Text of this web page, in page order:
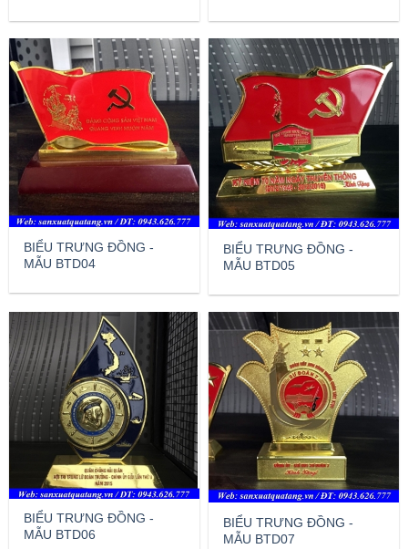
BIỂU TRƯNG ĐỒNG -
MẪU BTD04
BIỂU TRƯNG ĐỒNG -
MẪU BTD05
BIỂU TRƯNG ĐỒNG -
MẪU BTD06
BIỂU TRƯNG ĐỒNG -
MẪU BTD07